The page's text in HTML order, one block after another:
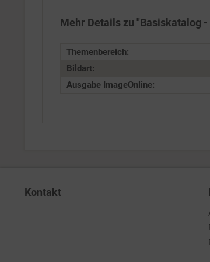
Mehr Details zu "Basiskatalog -
Themenbereich:
Bildart:
Ausgabe ImageOnline:
Kontakt
Service